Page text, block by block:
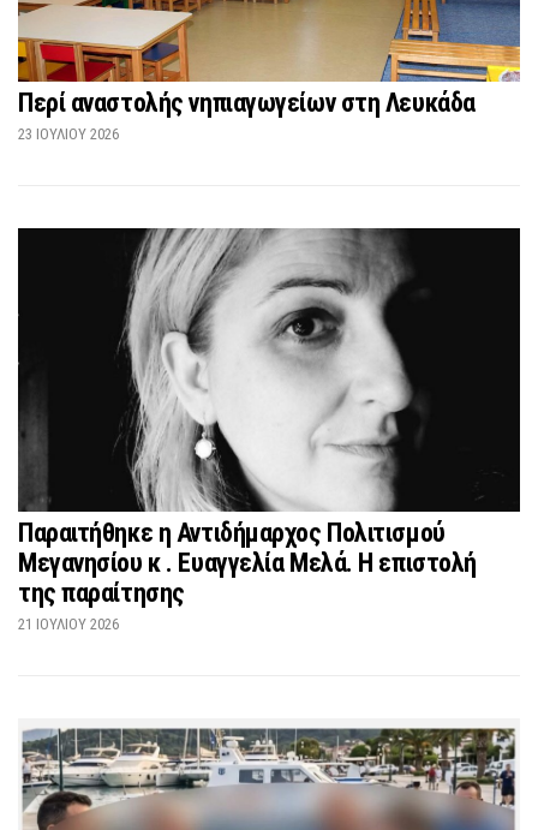
Περί αναστολής νηπιαγωγείων στη Λευκάδα
23 ΙΟΥΛΊΟΥ 2026
Παραιτήθηκε η Αντιδήμαρχος Πολιτισμού
Μεγανησίου κ . Ευαγγελία Μελά. Η επιστολή
της παραίτησης
21 ΙΟΥΛΊΟΥ 2026